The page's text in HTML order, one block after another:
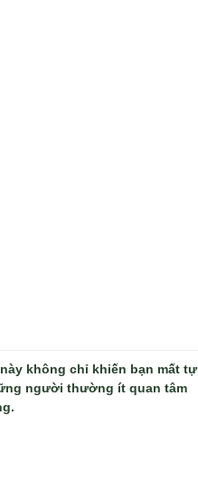
không chỉ khiến bạn mất tự
người thường ít quan tâm